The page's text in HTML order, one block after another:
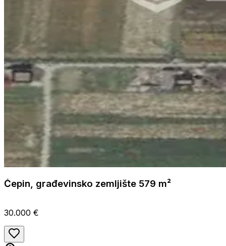
Čepin, građevinsko zemljište 579 m²
30.000 €